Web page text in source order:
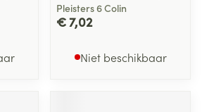
Pleisters 6 Colin
€ 7,02
Niet beschikbaar